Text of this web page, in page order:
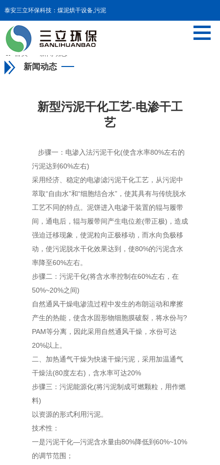
泰安三立环保科技：煤泥烘干设备,污泥
干化设备,污泥料仓等设备
 首页
新闻动态
新型污泥干化工艺-电渗干工
艺
步骤一：电渗入法污泥干化(使含水率80%左右的
污泥达到60%左右)
采用经济、稳定的电渗滤污泥干化工艺，从污泥中
萃取“自由水”和“细胞结合水”，使其具有与传统脱水
工艺不同的特点。泥饼进入电渗干装置的辊与履带
间，通电后，辊与履带间产生电位差(带正极)，造成
强迫迁移现象，使泥粒向正极移动，而水向负极移
动，使污泥脱水干化效果达到，使80%的污泥含水
率降至60%左右。
步骤二：污泥干化(将含水率控制在60%左右，在
50%~20%之间)
自然通风干燥电渗流过程中发生的布朗运动和摩擦
产生的热能，使含水固形物细胞膜破裂，将水份与?
PAM等分离，因此采用自然通风干燥，水份可达
20%以上。
二、加热通气干燥为快速干燥污泥，采用加温通气
干燥法(80度左右)，含水率可达20%
步骤三：污泥能源化(将污泥制成可燃颗粒，用作燃
料)
以资源的形式利用污泥。
技术性：
一是污泥干化—污泥含水量由80%降低到60%~10%
的调节范围；